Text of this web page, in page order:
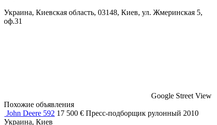
Украина, Киевская область, 03148, Киев, ул. Жмеринская 5,
оф.31
Google Street View
Похожие объявления
John Deere 592 17 500 € Пресс-подборщик рулонный 2010
Украина, Киев